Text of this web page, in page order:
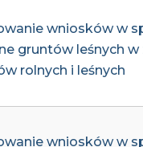
wniosków w
gruntów leśnych
rolnych i leśnych
wniosków w